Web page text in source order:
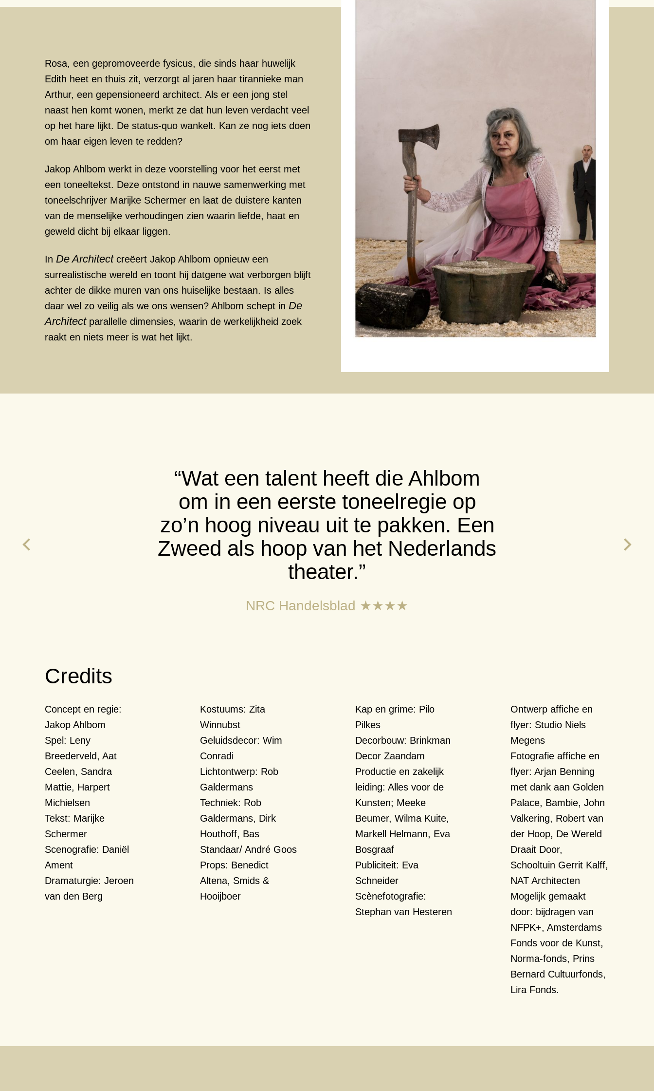
Rosa, een gepromoveerde fysicus, die sinds haar huwelijk
Edith heet en thuis zit, verzorgt al jaren haar tirannieke man
Arthur, een gepensioneerd architect. Als er een jong stel
naast hen komt wonen, merkt ze dat hun leven verdacht veel
op het hare lijkt. De status-quo wankelt. Kan ze nog iets doen
om haar eigen leven te redden?
Jakop Ahlbom werkt in deze voorstelling voor het eerst met
een toneeltekst. Deze ontstond in nauwe samenwerking met
toneelschrijver Marijke Schermer en laat de duistere kanten
van de menselijke verhoudingen zien waarin liefde, haat en
geweld dicht bij elkaar liggen.
In De Architectcreëert Jakop Ahlbom opnieuw een
surrealistische wereld en toont hij datgene wat verborgen blijft
achter de dikke muren van ons huiselijke bestaan. Is alles
daar wel zo veilig als we ons wensen? Ahlbom schept in De
Architectparallelle dimensies, waarin de werkelijkheid zoek
raakt en niets meer is wat het lijkt.
“Sterke staaltjes intermenselijke
non-communicatie en gekte.”
De Volkskrant ★★★★
Credits
Concept en regie:
Jakop Ahlbom
Spel: Leny
Breederveld, Aat
Ceelen, Sandra
Mattie, Harpert
Michielsen
Tekst: Marijke
Schermer
Scenografie: Daniël
Ament
Dramaturgie: Jeroen
van den Berg
Kostuums: Zita
Winnubst
Geluidsdecor: Wim
Conradi
Lichtontwerp: Rob
Galdermans
Techniek: Rob
Galdermans, Dirk
Houthoff, Bas
Standaar/ André Goos
Props: Benedict
Altena, Smids &
Hooijboer
Kap en grime: Pilo
Pilkes
Decorbouw: Brinkman
Decor Zaandam
Productie en zakelijk
leiding: Alles voor de
Kunsten; Meeke
Beumer, Wilma Kuite,
Markell Helmann, Eva
Bosgraaf
Publiciteit: Eva
Schneider
Scènefotografie:
Stephan van Hesteren
Ontwerp affiche en
flyer: Studio Niels
Megens
Fotografie affiche en
flyer: Arjan Benning
met dank aan Golden
Palace, Bambie, John
Valkering, Robert van
der Hoop, De Wereld
Draait Door,
Schooltuin Gerrit Kalff,
NAT Architecten
Mogelijk gemaakt
door: bijdragen van
NFPK+, Amsterdams
Fonds voor de Kunst,
Norma-fonds, Prins
Bernard Cultuurfonds,
Lira Fonds.